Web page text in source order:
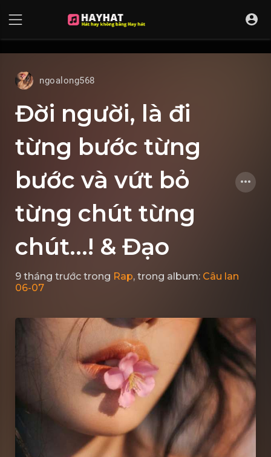
ngoalong568
Đời người, là đi
từng bước từng
bước và vứt bỏ
từng chút từng
chút...! & Đạo
9 tháng trước trong Rap, trong album: Câu lan
06-07